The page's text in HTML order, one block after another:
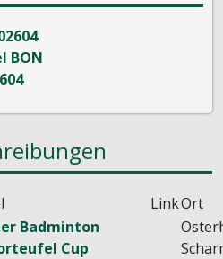
LinkOrt
Badminton
Cup